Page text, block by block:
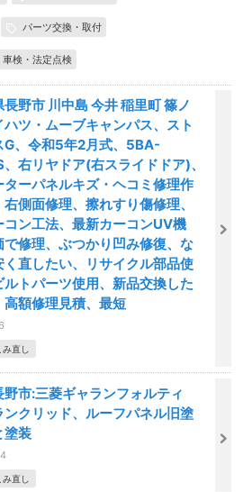
パーツ交換・取付
車検・法定点検
長野市 川中島 今井 稲里町 篠ノ
ハツ・ムーブキャンパス、スト
G、令和5年2月式、5BA-
右リヤドア(右スライドドア)、
ターパネルキズ・ヘコミ修理作
側面修理、擦れすり傷修理、
コン工法、最新カーコンUV機
で修理、ぶつかり凹み修復、な
く直したい、リサイクル部品使
ルトパーツ使用、新品交換した
高額修理見積、最短
直し
野市:三菱ギャランフォルティ
ンクリッド、ルーフパネル旧塗
塗装
直し